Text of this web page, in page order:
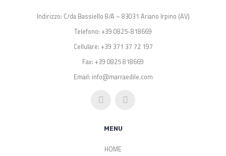
Indirizzo: C/da Bassiello 8/A – 83031 Ariano Irpino (AV)
Telefono: +39 0825-818669
Cellulare: +39 371 37 72 197
Fax: +39 0825 818669
Email: info@marraedile.com
MENU
HOME